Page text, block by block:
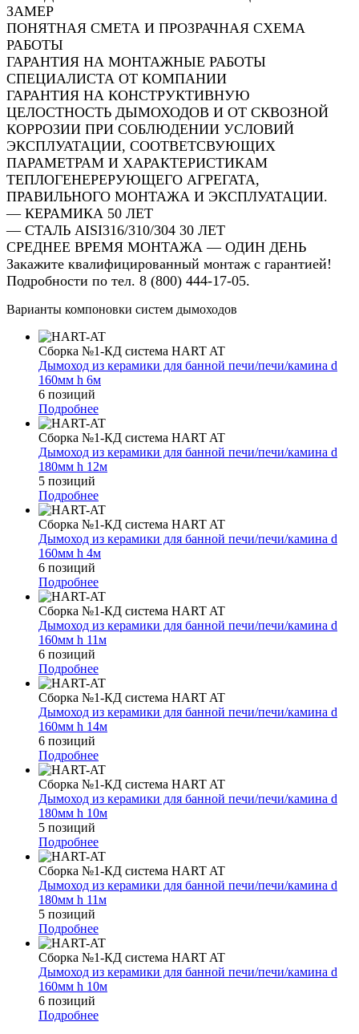
ЗАМЕР
ПОНЯТНАЯ СМЕТА И ПРОЗРАЧНАЯ СХЕМА
РАБОТЫ
ГАРАНТИЯ НА МОНТАЖНЫЕ РАБОТЫ
СПЕЦИАЛИСТА ОТ КОМПАНИИ
ГАРАНТИЯ НА КОНСТРУКТИВНУЮ
ЦЕЛОСТНОСТЬ ДЫМОХОДОВ И ОТ СКВОЗНОЙ
КОРРОЗИИ ПРИ СОБЛЮДЕНИИ УСЛОВИЙ
ЭКСПЛУАТАЦИИ, СООТВЕТСВУЮЩИХ
ПАРАМЕТРАМ И ХАРАКТЕРИСТИКАМ
ТЕПЛОГЕНЕРЕРУЮЩЕГО АГРЕГАТА,
ПРАВИЛЬНОГО МОНТАЖА И ЭКСПЛУАТАЦИИ.
— КЕРАМИКА 50 ЛЕТ
— СТАЛЬ AISI316/310/304 30 ЛЕТ
СРЕДНЕЕ ВРЕМЯ МОНТАЖА — ОДИН ДЕНЬ
Закажите квалифицированный монтаж с гарантией!
Подробности по тел. 8 (800) 444-17-05.
Варианты компоновки систем дымоходов
Сборка №1-КД система HART AT
Дымоход из керамики для банной печи/печи/камина d
160мм h 6м
6 позиций
Подробнее
Сборка №1-КД система HART AT
Дымоход из керамики для банной печи/печи/камина d
180мм h 12м
5 позиций
Подробнее
Сборка №1-КД система HART AT
Дымоход из керамики для банной печи/печи/камина d
160мм h 4м
6 позиций
Подробнее
Сборка №1-КД система HART AT
Дымоход из керамики для банной печи/печи/камина d
160мм h 11м
6 позиций
Подробнее
Сборка №1-КД система HART AT
Дымоход из керамики для банной печи/печи/камина d
160мм h 14м
6 позиций
Подробнее
Сборка №1-КД система HART AT
Дымоход из керамики для банной печи/печи/камина d
180мм h 10м
5 позиций
Подробнее
Сборка №1-КД система HART AT
Дымоход из керамики для банной печи/печи/камина d
180мм h 11м
5 позиций
Подробнее
Сборка №1-КД система HART AT
Дымоход из керамики для банной печи/печи/камина d
160мм h 10м
6 позиций
Подробнее